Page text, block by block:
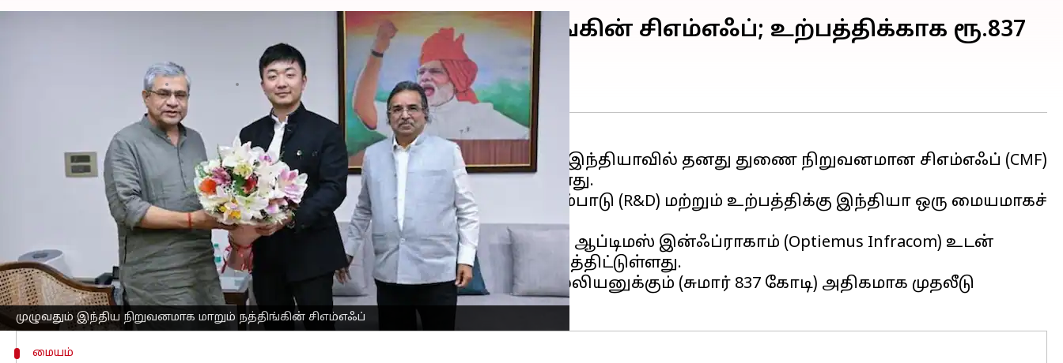
முழுவதும் இந்திய நிறுவனமாக மாறும் நத்திங்கின் சிஎம்எஃப்
முழுவதும் இந்திய நிறுவனமாக மாறும் நத்திங்கின் சிஎம்எஃப்; உற்பத்திக்காக ரூ.837
கோடி முதலீடு
Sekar Chinnappan Sep 25, 2025 05:06 pm
செய்தி முன்னோட்டம்
லண்டனைச் சேர்ந்த தொழில்நுட்பநிறுவனமான நத்திங்(Nothing), இந்தியாவில் தனது துணை நிறுவனமான சிஎம்எஃப் (CMF)
நிறுவனத்தை ஒரு சுதந்திரமான நிறுவனமாக நிறுவ திட்டமிட்டுள்ளது.
சிஎம்எஃப்பின் உலகளாவிய செயல்பாடுகள், ஆராய்ச்சி மற்றும் மேம்பாடு (R&D) மற்றும் உற்பத்திக்கு இந்தியா ஒரு மையமாகச்
செயல்படும் என்று நத்திங் அறிவித்துள்ளது.
இந்த இலக்கை அடைய, இந்திய மின்னணு உற்பத்தி நிறுவனமான ஆப்டிமஸ் இன்ஃப்ராகாம் (Optiemus Infracom) உடன்
நத்திங் ஒரு கூட்டுத் தொழில் ஒப்பந்தத்தில் (Joint Venture) கையெழுத்திட்டுள்ளது.
இந்த ஒப்பந்தத்தின் கீழ், இரு நிறுவனங்களும் இணைந்து $100 மில்லியனுக்கும் (சுமார் ₹837 கோடி) அதிகமாக முதலீடு
மையம்